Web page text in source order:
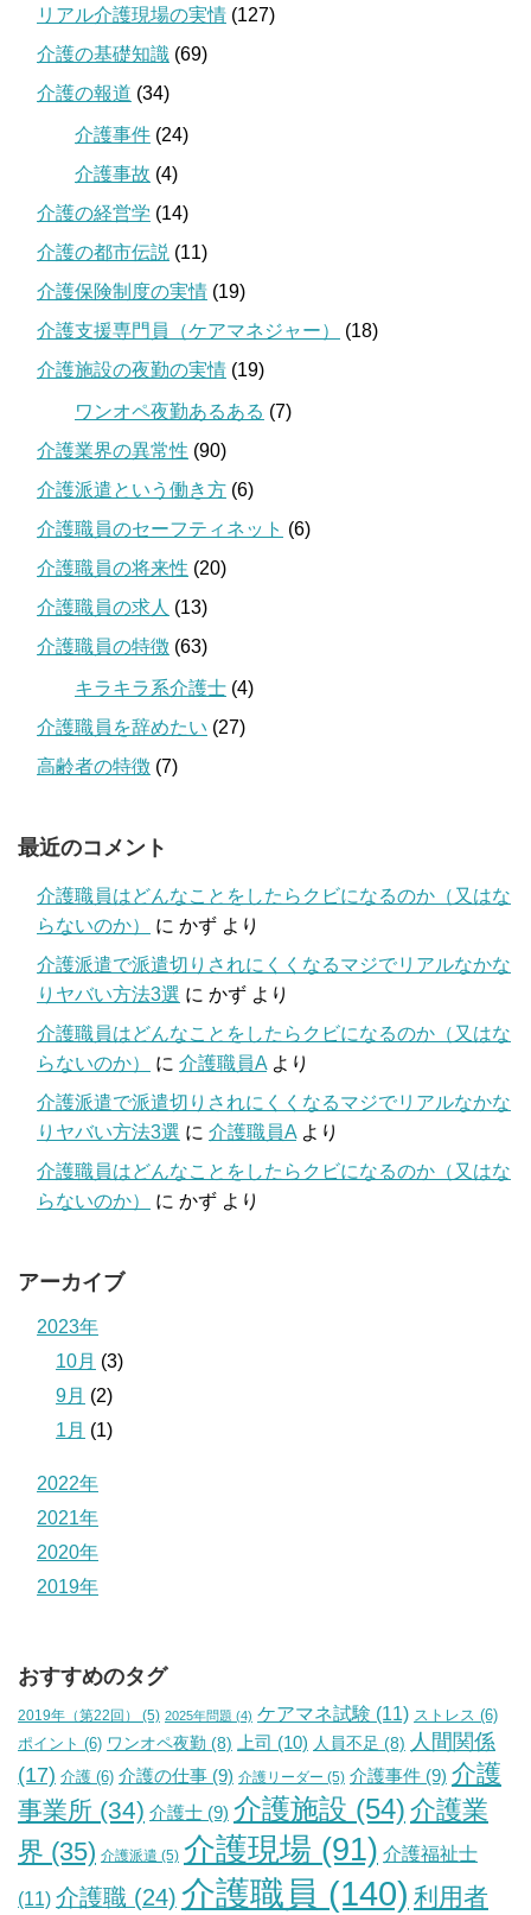
リアル介護現場の実情 (127)
介護の基礎知識 (69)
介護の報道 (34)
介護事件 (24)
介護事故 (4)
介護の経営学 (14)
介護の都市伝説 (11)
介護保険制度の実情 (19)
介護支援専門員（ケアマネジャー）
(18)
介護施設の夜勤の実情 (19)
ワンオペ夜勤あるある (7)
介護業界の異常性 (90)
介護派遣という働き方 (6)
介護職員のセーフティネット (6)
介護職員の将来性 (20)
介護職員の求人 (13)
介護職員の特徴 (63)
キラキラ系介護士 (4)
介護職員を辞めたい (27)
高齢者の特徴 (7)
最近のコメント
介護職員はどんなことをしたらクビになるのか（又はな
らないのか）
に かず より
介護派遣で派遣切りされにくくなるマジでリアルなかな
りヤバい方法3選 に かず より
介護職員はどんなことをしたらクビになるのか（又はな
らないのか）
に 介護職員A より
介護派遣で派遣切りされにくくなるマジでリアルなかな
りヤバい方法3選 に 介護職員A より
介護職員はどんなことをしたらクビになるのか（又はな
らないのか）
に かず より
アーカイブ
2023年
10月 (3)
9月 (2)
1月 (1)
2022年
2021年
2020年
2019年
おすすめのタグ
2019年（第22回） (5) 2025年問題 (4) ケアマネ試験 (11) ストレス (6)
ポイント (6) ワンオペ夜勤 (8) 上司 (10) 人員不足 (8) 人間関係
(17) 介護 (6) 介護の仕事 (9) 介護リーダー (5) 介護事件 (9) 介護
事業所 (34) 介護士 (9) 介護施設 (54) 介護業
界 (35) 介護派遣 (5) 介護現場 (91) 介護福祉士
(11) 介護職 (24) 介護職員 (140) 利用者